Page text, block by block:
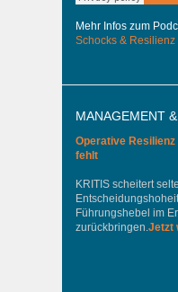
Mehr Infos zum
Schocks & Resilienz
MANAGEMENT
Operative Resilienz
fehlt
KRITIS scheitert
Führungshebel im
zurückbringen.Jetzt